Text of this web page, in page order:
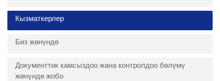
Кызматкерлер
Биз жөнүндө
Документтик камсыздоо жана контролдоо бөлүмү
жөнүндө жобо